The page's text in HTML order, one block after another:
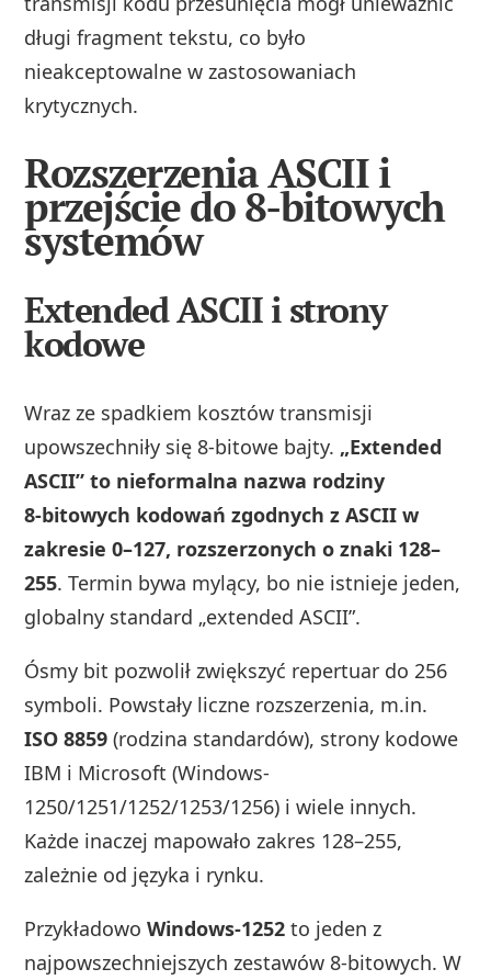
długi fragment tekstu, co było
nieakceptowalne w zastosowaniach
krytycznych.
Rozszerzenia ASCII i
przejście do 8-bitowych
systemów
Extended ASCII i strony
kodowe
Wraz ze spadkiem kosztów transmisji
upowszechniły się 8‑bitowe bajty. „Extended
ASCII” to nieformalna nazwa rodziny
8‑bitowych kodowań zgodnych z ASCII w
zakresie 0–127, rozszerzonych o znaki 128–
255. Termin bywa mylący, bo nie istnieje jeden,
globalny standard „extended ASCII”.
Ósmy bit pozwolił zwiększyć repertuar do 256
symboli. Powstały liczne rozszerzenia, m.in.
ISO 8859 (rodzina standardów), strony kodowe
IBM i Microsoft (Windows-
1250/1251/1252/1253/1256) i wiele innych.
Każde inaczej mapowało zakres 128–255,
zależnie od języka i rynku.
PrzykładowoWindows-1252 to jeden z
najpowszechniejszych zestawów 8‑bitowych. W